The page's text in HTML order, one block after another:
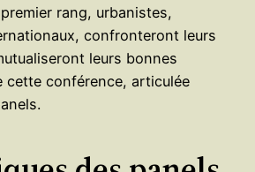
rang, urbanistes,
confronteront leurs
leurs bonnes
cette conférence, articulée